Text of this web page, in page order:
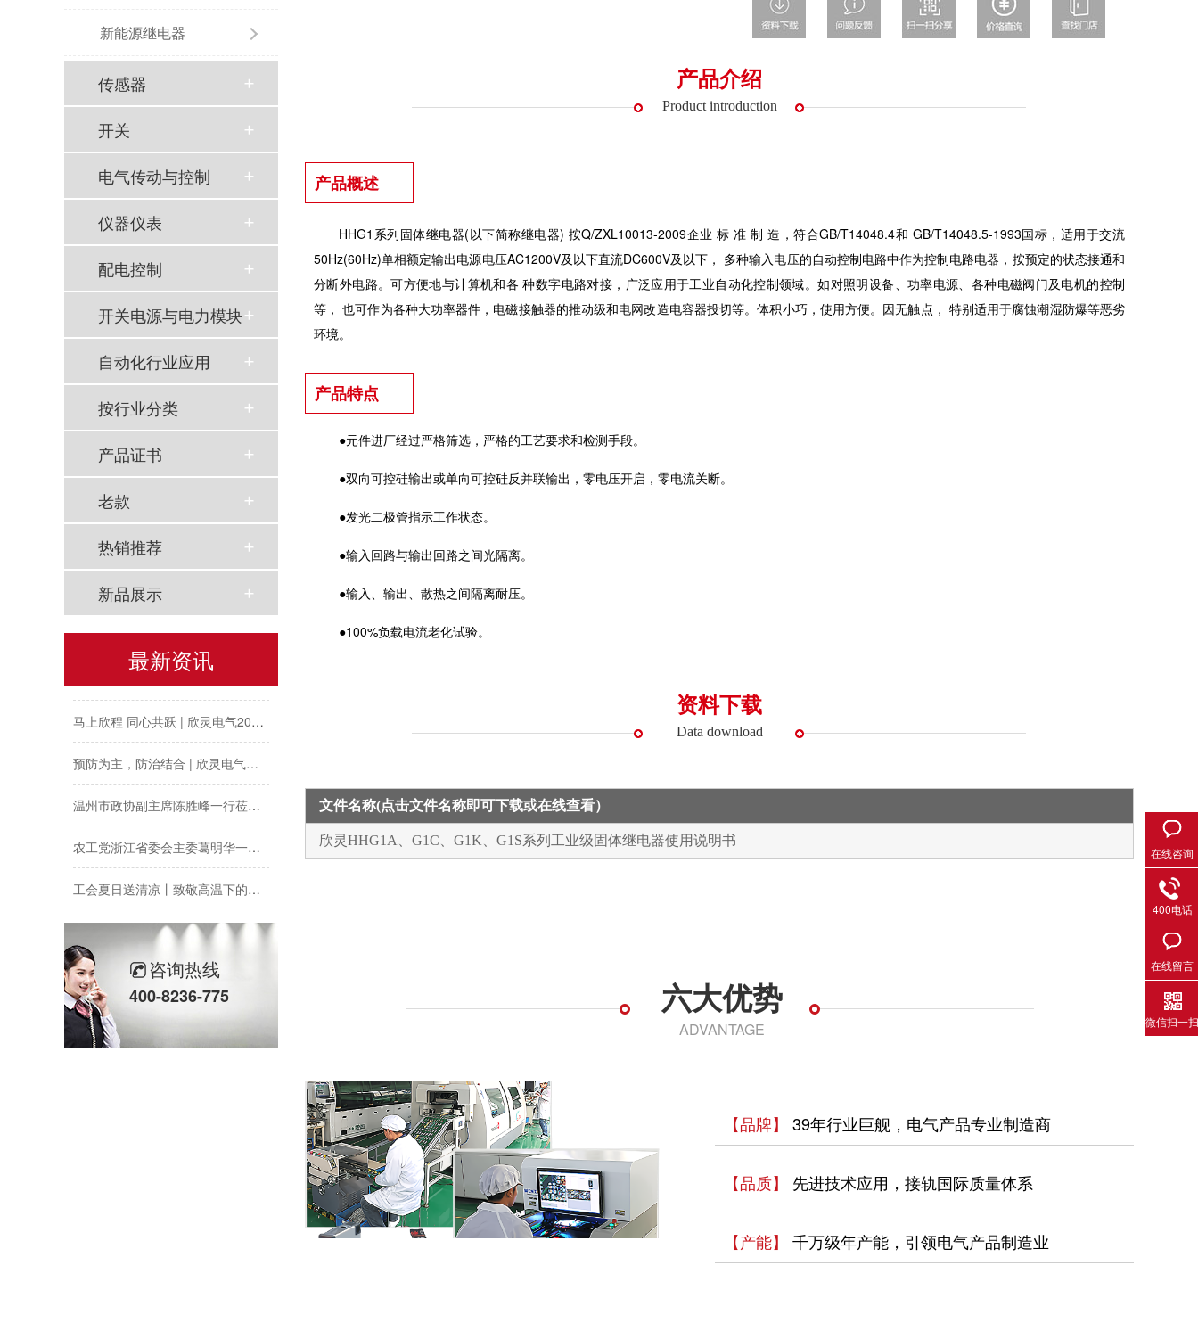
产品介绍
Product introduction
产品概述
HHG1系列固体继电器(以下简称继电器) 按Q/ZXL10013-2009企业 标 准 制 造，符合GB/T14048.4和 GB/T14048.5-1993国标，适用于交流
50Hz(60Hz)单相额定输出电源电压AC1200V及以下直流DC600V及以下， 多种输入电压的自动控制电路中作为控制电路电器，按预定的状态接通和
分断外电路。可方便地与计算机和各 种数字电路对接，广泛应用于工业自动化控制领域。如对照明设备、功率电源、各种电磁阀门及电机的控制
等， 也可作为各种大功率器件，电磁接触器的推动级和电网改造电容器投切等。体积小巧，使用方便。因无触点， 特别适用于腐蚀潮湿防爆等恶劣
环境。
产品特点
●元件进厂经过严格筛选，严格的工艺要求和检测手段。
●双向可控硅输出或单向可控硅反并联输出，零电压开启，零电流关断。
●发光二极管指示工作状态。
●输入回路与输出回路之间光隔离。
●输入、输出、散热之间隔离耐压。
●100%负载电流老化试验。
资料下载
Data download
文件名称(点击文件名称即可下载或在线查看）
欣灵HHG1A、G1C、G1K、G1S系列工业级固体继电器使用说明书
六大优势
ADVANTAGE
【品牌】 39年行业巨舰，电气产品专业制造商
【品质】 先进技术应用，接轨国际质量体系
【产能】 千万级年产能，引领电气产品制造业
新能源继电器
传感器
开关
电气传动与控制
仪器仪表
配电控制
开关电源与电力模块
自动化行业应用
按行业分类
产品证书
老款
热销推荐
新品展示
最新资讯
欣灵“粽”头戏丨乐享『端午游园会』
以母爱为名丨执扇寻夏 共赴一场美好花事
咨询热线
400-8236-775
在线咨询
400电话
在线留言
微信扫一扫